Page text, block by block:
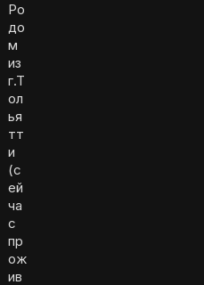
Ро
до
м
из
г.Т
ол
ья
тт
и
(с
ей
ча
с
пр
ож
ив